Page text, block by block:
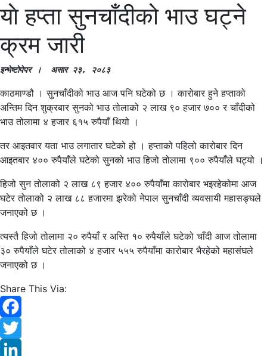
याे हप्ता सुनचाँदीको भाउ घट्ने
क्रम जारी
इन्भेष्टाेपेपर ।  असार २३, २०८३
काठमाण्डौ । सुनचाँदीको भाउ आज पनि घटेको छ । कारोबार हुने हप्ताको
अन्तिम दिन शुक्रबार सुनको भाउ तोलाको २ लाख ९० हजार ७०० र चाँदीको
भाउ तोलामा ४ हजार ६१५ रुपैयाँ थियो ।
तर आइतवार यता भाउ लगातार घटेको हो । हप्ताको पहिलो कारोबार दिन
आइतबार ४०० रुपैयाँले घटेको सुनको भाउ हिजो तोलामा ९०० रुपैयाँले घट्यो ।
हिजो सुन तोलाको २ लाख ८९ हजार ४०० रुपैयाँमा कारोबार भइरहेकोमा आज
घटेर तोलाको २ लाख ८८ हजारमा झरेको नेपाल सुनचाँदी व्यवसायी महासङ्घले
जनाएको छ ।
त्यस्तै हिजो तोलामा २० रुपैयाँ र अस्ति १० रुपैयाँले घटेको चाँदी आज तोलामा
३० रुपैयाँले घटेर तोलाको ४ हजार ५५५ रुपैयाँमा कारोबार भैरहेको महासंघले
जनाएको छ ।
Share This Via:
Facebook
Twitter